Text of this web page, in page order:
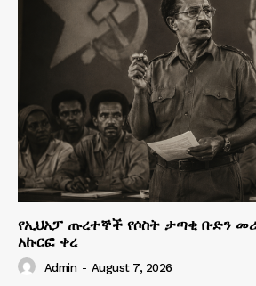
የኢህአፓ ጡረተኞች የሶስት ታጣቂ ቡድን
አኩርፎ ቀረ
Admin - August 7, 2026